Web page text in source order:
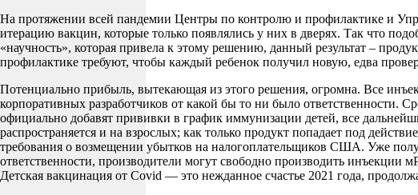
На протяжении всей пандемии Центры по контролю и профилактике и
итерацию вакцин, которые только появлялись у них в дверях. Так что
«научность», которая привела к этому решению, данный результат –
профилактике требуют, чтобы каждый ребенок получил новую, едва
Потенциально прибыль, вытекающая из этого решения, огромна. Все
корпоративных разработчиков от какой бы то ни было ответственности.
официально добавят прививки в график иммунизации детей, все
распространяется и на взрослых; как только продукт попадает под
требования о возмещении убытков на налогоплательщиков США. Уже
ответственности, производители могут свободно производить
Детская вакцинация от Covid — это нежданное счастье 2021 года,